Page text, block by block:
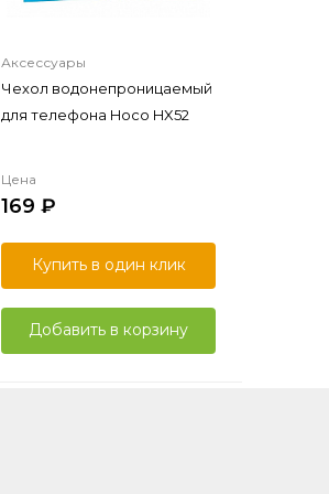
Аксессуары
Чехол водонепроницаемый
для телефона Hoco HX52
Цена
169
Купить в один клик
Добавить в корзину